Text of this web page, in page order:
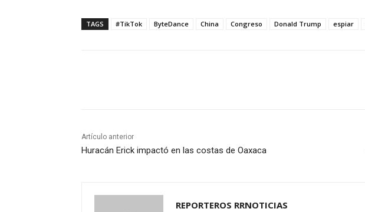
TAGS #TikTok ByteDance China Congreso Donald Trump espiar
Artículo anterior
Huracán Erick impactó en las costas de Oaxaca
REPORTEROS RRNOTICIAS